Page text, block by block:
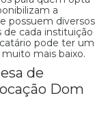
a
possuem diversos
de cada instituição
pode ter um
mais baixo.
de
Dom